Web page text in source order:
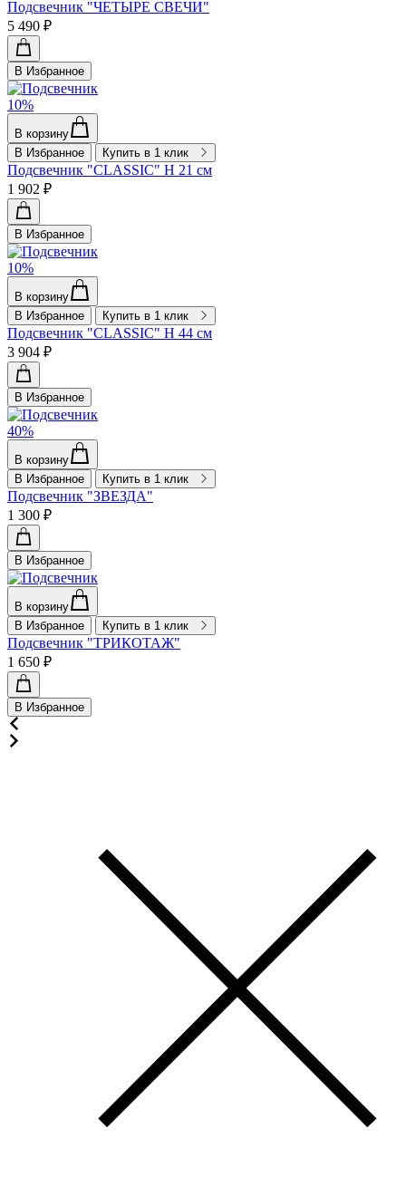
Подсвечник "ЧЕТЫРЕ СВЕЧИ"
5 490 ₽
В Избранное
10%
В корзину
В Избранное
Купить в 1 клик
Подсвечник "CLASSIC" H 21 см
1 902 ₽
В Избранное
10%
В корзину
В Избранное
Купить в 1 клик
Подсвечник "СLASSIC" H 44 см
3 904 ₽
В Избранное
40%
В корзину
В Избранное
Купить в 1 клик
Подсвечник "ЗВЕЗДА"
1 300 ₽
В Избранное
В корзину
В Избранное
Купить в 1 клик
Подсвечник "ТРИКОТАЖ"
1 650 ₽
В Избранное